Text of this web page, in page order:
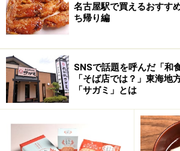
名古屋駅で買えるおすす
ち帰り編
SNSで話題を呼んだ「和
「そば店では？」東海地
「サガミ」とは